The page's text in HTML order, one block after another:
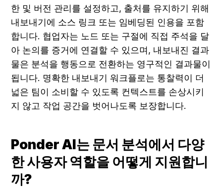
한 및 버전 관리를 설정하고, 출처를 유지하기 위해
내보내기에 소스 링크 또는 임베딩된 인용을 포함
합니다. 협업자는 노드 또는 구절에 직접 주석을 달
아 논의를 증거에 연결할 수 있으며, 내보내진 결과
물은 분석을 행동으로 전환하는 영구적인 결과물이
됩니다. 명확한 내보내기 워크플로는 통찰력이 더
넓은 팀이 소비할 수 있도록 컨텍스트를 손상시키
지 않고 작업 공간을 벗어나도록 보장합니다.
Ponder AI는 문서 분석에서 다양
한 사용자 역할을 어떻게 지원합니
까?